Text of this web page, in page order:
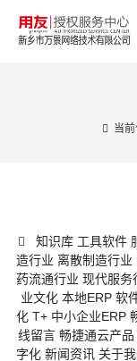
当
知识库 工具软件
造行业 离散制造行业
药流通行业 现代服务
业文化 本地ERP 软
化 T+ 中小企业ERP
线留言 畅捷通云产品
字化 新闻资讯 关于